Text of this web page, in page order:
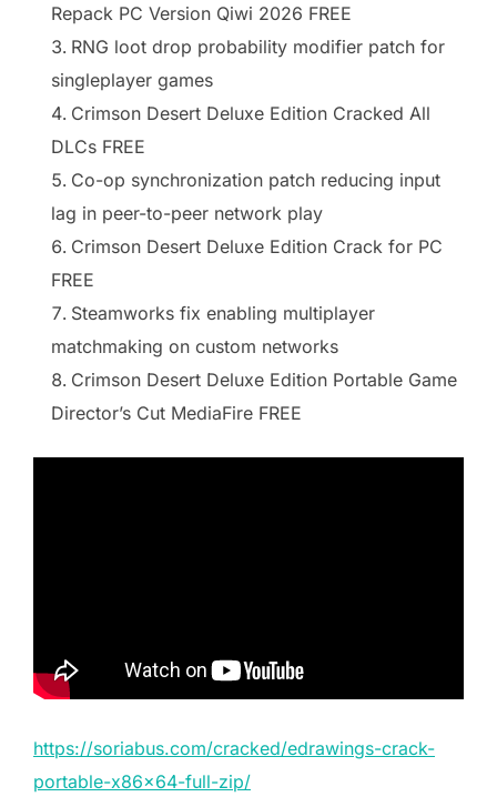
Repack PC Version Qiwi 2026 FREE
RNG loot drop probability modifier patch for
singleplayer games
Crimson Desert Deluxe Edition Cracked All
DLCs FREE
Co-op synchronization patch reducing input
lag in peer-to-peer network play
Crimson Desert Deluxe Edition Crack for PC
FREE
Steamworks fix enabling multiplayer
matchmaking on custom networks
Crimson Desert Deluxe Edition Portable Game
Director’s Cut MediaFire FREE
https://soriabus.com/cracked/edrawings-crack-
portable-x86x64-full-zip/